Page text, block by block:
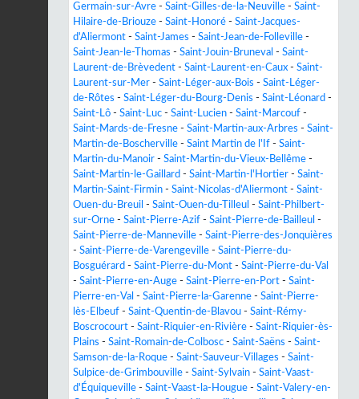
Germain-sur-Avre - Saint-Gilles-de-la-Neuville - Saint-
Hilaire-de-Briouze - Saint-Honoré - Saint-Jacques-
d'Aliermont - Saint-James - Saint-Jean-de-Folleville -
Saint-Jean-le-Thomas - Saint-Jouin-Bruneval - Saint-
Laurent-de-Brèvedent - Saint-Laurent-en-Caux - Saint-
Laurent-sur-Mer - Saint-Léger-aux-Bois - Saint-Léger-
de-Rôtes - Saint-Léger-du-Bourg-Denis - Saint-Léonard -
Saint-Lô - Saint-Luc - Saint-Lucien - Saint-Marcouf -
Saint-Mards-de-Fresne - Saint-Martin-aux-Arbres - Saint-
Martin-de-Boscherville - Saint Martin de l'If - Saint-
Martin-du-Manoir - Saint-Martin-du-Vieux-Bellême -
Saint-Martin-le-Gaillard - Saint-Martin-l'Hortier - Saint-
Martin-Saint-Firmin - Saint-Nicolas-d'Aliermont - Saint-
Ouen-du-Breuil - Saint-Ouen-du-Tilleul - Saint-Philbert-
sur-Orne - Saint-Pierre-Azif - Saint-Pierre-de-Bailleul -
Saint-Pierre-de-Manneville - Saint-Pierre-des-Jonquières
- Saint-Pierre-de-Varengeville - Saint-Pierre-du-
Bosguérard - Saint-Pierre-du-Mont - Saint-Pierre-du-Val
- Saint-Pierre-en-Auge - Saint-Pierre-en-Port - Saint-
Pierre-en-Val - Saint-Pierre-la-Garenne - Saint-Pierre-
lès-Elbeuf - Saint-Quentin-de-Blavou - Saint-Rémy-
Boscrocourt - Saint-Riquier-en-Rivière - Saint-Riquier-ès-
Plains - Saint-Romain-de-Colbosc - Saint-Saëns - Saint-
Samson-de-la-Roque - Saint-Sauveur-Villages - Saint-
Sulpice-de-Grimbouville - Saint-Sylvain - Saint-Vaast-
d'Équiqueville - Saint-Vaast-la-Hougue - Saint-Valery-en-